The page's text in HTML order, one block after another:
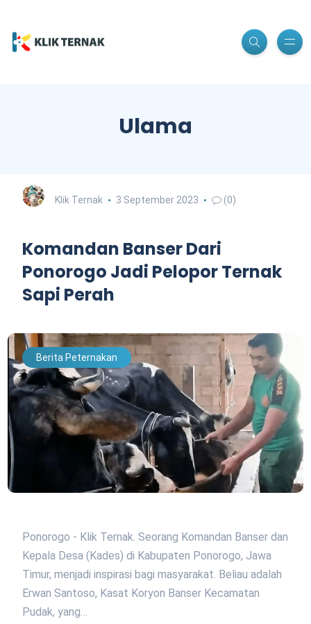
Ulama
Klik Ternak 3 September 2023 (0)
Komandan Banser Dari
Ponorogo Jadi Pelopor Ternak
Sapi Perah
Berita Peternakan
Ponorogo - Klik Ternak. Seorang Komandan Banser dan
Kepala Desa (Kades) di Kabupaten Ponorogo, Jawa
Timur, menjadi inspirasi bagi masyarakat. Beliau adalah
Erwan Santoso, Kasat Koryon Banser Kecamatan
Pudak, yang…